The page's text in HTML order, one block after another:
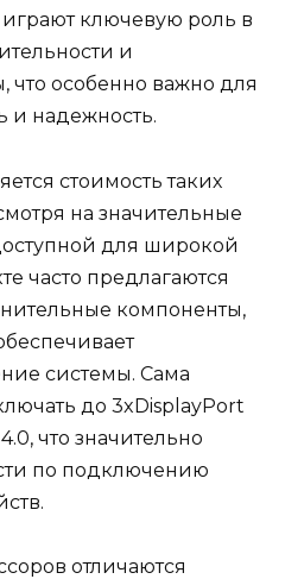
ключевую роль в
и
что особенно важно для
и надежность.
стоимость таких
на значительные
для широкой
часто предлагаются
компоненты,
системы. Сама
до 3xDisplayPort
что значительно
по подключению
отличаются